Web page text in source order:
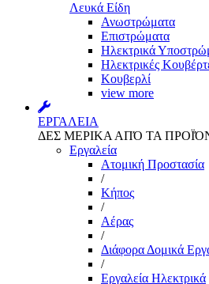
Λευκά Είδη
Ανωστρώματα
Επιστρώματα
Ηλεκτρικά
Ηλεκτρικές
Κουβερλί
view more
ΕΡΓΑΛΕΙΑ
ΔΕΣ ΜΕΡΙΚΑ ΑΠΌ ΤΑ
Εργαλεία
Aτομική Προστασία
/
Kήπος
/
Αέρας
/
Διάφορα Δομικά
/
Εργαλεία Ηλεκτρικά